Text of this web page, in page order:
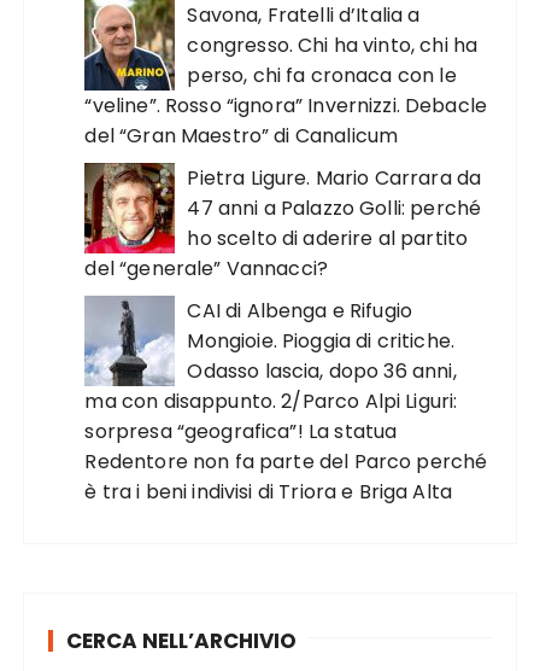
Savona, Fratelli d’Italia a
congresso. Chi ha vinto, chi ha
perso, chi fa cronaca con le
“veline”. Rosso “ignora” Invernizzi. Debacle
del “Gran Maestro” di Canalicum
Pietra Ligure. Mario Carrara da
47 anni a Palazzo Golli: perché
ho scelto di aderire al partito
del “generale” Vannacci?
CAI di Albenga e Rifugio
Mongioie. Pioggia di critiche.
Odasso lascia, dopo 36 anni,
ma con disappunto. 2/Parco Alpi Liguri:
sorpresa “geografica”! La statua
Redentore non fa parte del Parco perché
è tra i beni indivisi di Triora e Briga Alta
CERCA NELL’ARCHIVIO